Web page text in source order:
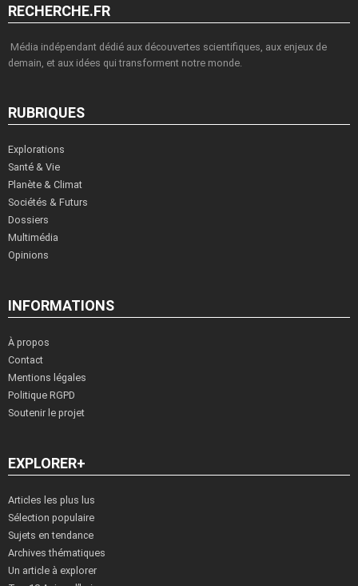
RECHERCHE.FR
Média indépendant dédié aux découvertes scientifiques, aux enjeux de
demain, et aux idées qui transforment notre monde.
RUBRIQUES
Explorations
Santé & Vie
Planète & Climat
Sociétés & Futurs
Dossiers
Multimédia
Opinions
INFORMATIONS
À propos
Contact
Mentions légales
Politique RGPD
Soutenir le projet
EXPLORER+
Articles les plus lus
Sélection populaire
Sujets en tendance
Archives thématiques
Un article à explorer